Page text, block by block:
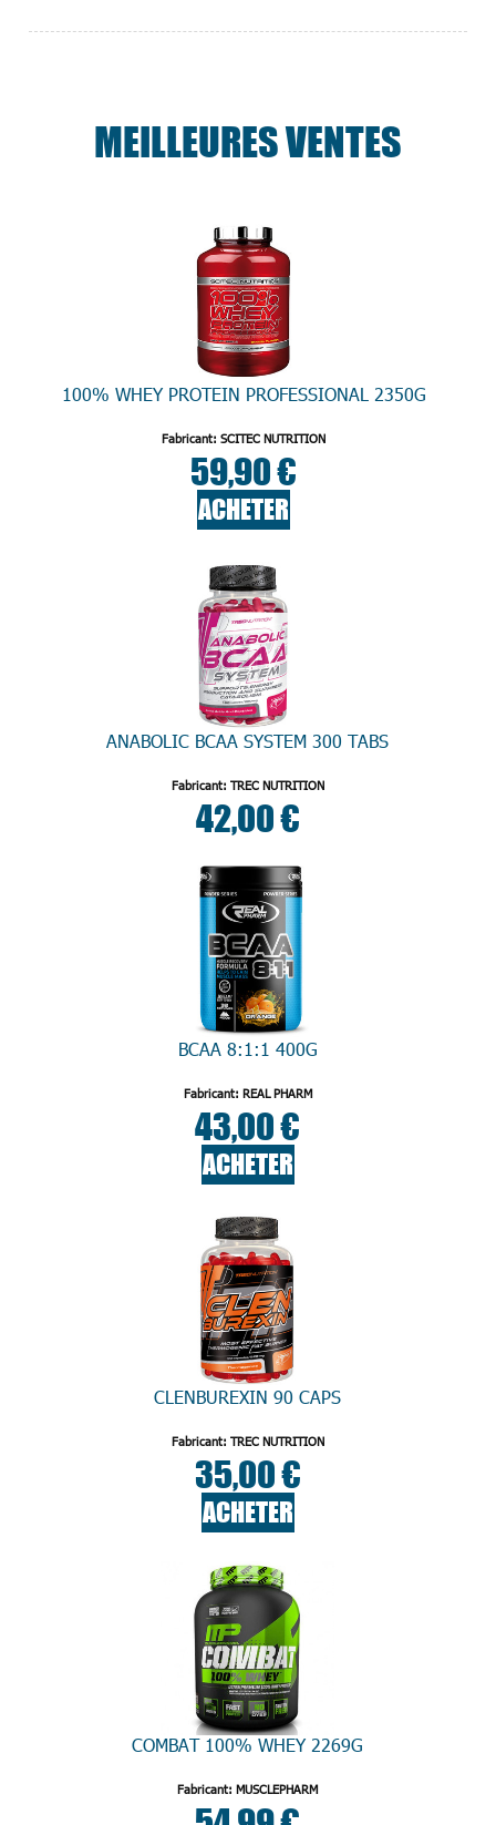
MEILLEURES VENTES
100% WHEY PROTEIN PROFESSIONAL 2350G
Fabricant: SCITEC NUTRITION
59,90 €
ACHETER
ANABOLIC BCAA SYSTEM 300 TABS
Fabricant: TREC NUTRITION
42,00 €
BCAA 8:1:1 400G
Fabricant: REAL PHARM
43,00 €
ACHETER
CLENBUREXIN 90 CAPS
Fabricant: TREC NUTRITION
35,00 €
ACHETER
COMBAT 100% WHEY 2269G
Fabricant: MUSCLEPHARM